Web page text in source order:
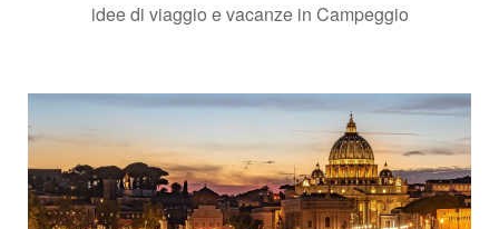
idee di viaggio e vacanze in Campeggio